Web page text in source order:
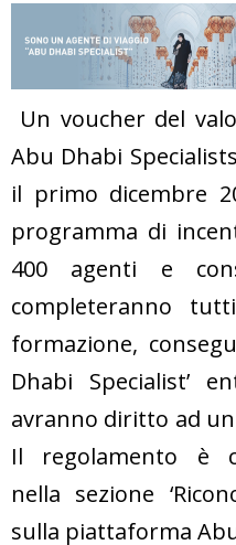
Un voucher del
Abu Dhabi
il primo dicembre
programma di
400 agenti e
completeranno
formazione,
Dhabi Specialist’
avranno diritto ad
Il regolamento è
nella sezione
sulla piattaforma